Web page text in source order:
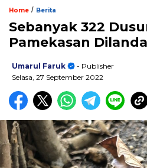
Home / Berita
Sebanyak 322
Pamekasan
Umarul Faruk
- Publisher
Selasa, 27 September 2022